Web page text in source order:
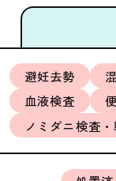
避妊去勢
血液検査
ノミダニ検査